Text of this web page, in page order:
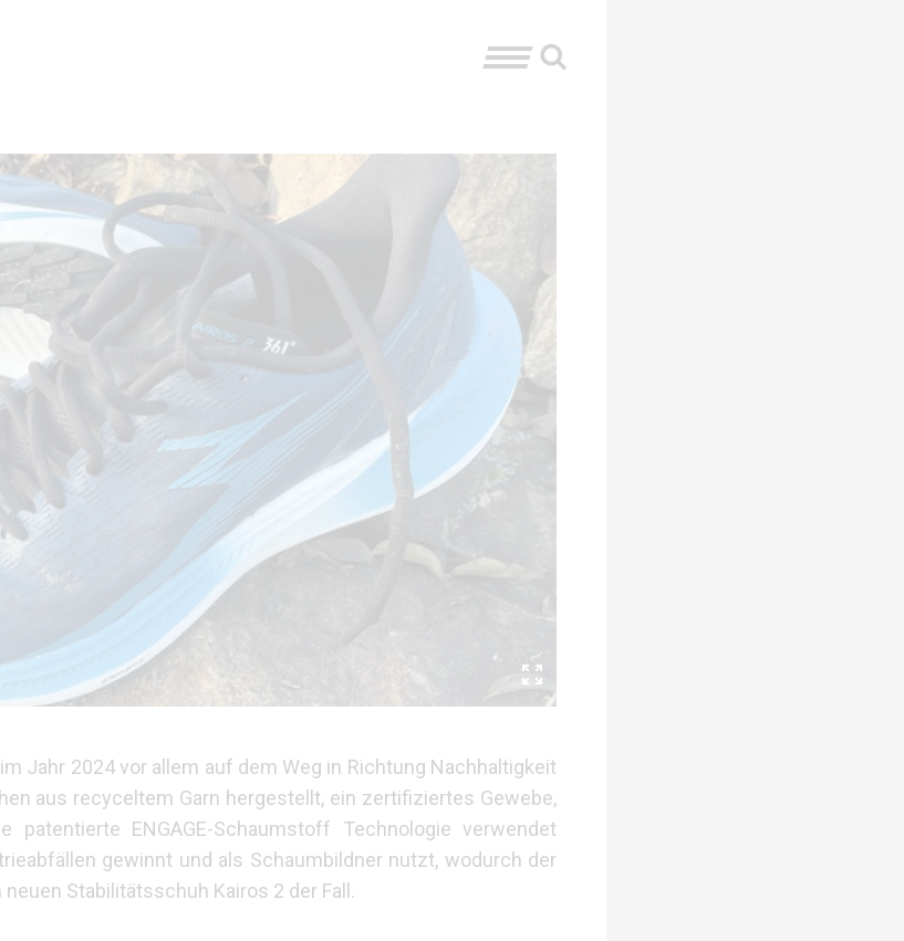
Jahr 2024 vor allem auf dem Weg in Richtung Nachhaltigkeit
aus recyceltem Garn hergestellt, ein zertifiziertes Gewebe,
patentierte ENGAGE-Schaumstoff Technologie verwendet
gewinnt und als Schaumbildner nutzt, wodurch der
Stabilitätsschuh Kairos 2 der Fall.